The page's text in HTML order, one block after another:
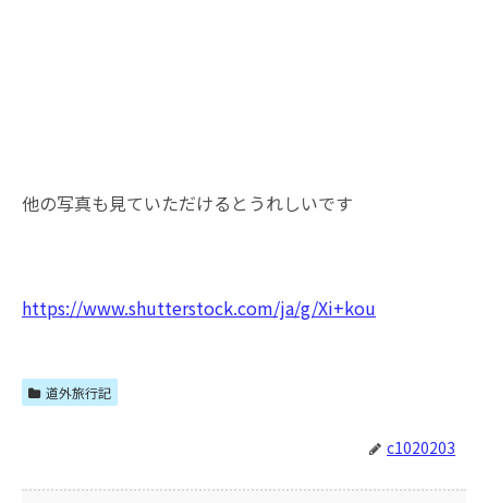
他の写真も見ていただけるとうれしいです
https://www.shutterstock.com/ja/g/Xi+kou
道外旅行記
c1020203